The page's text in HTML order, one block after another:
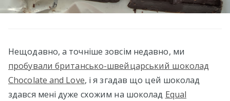
Нещодавно, а точніше зовсім недавно, ми
пробували британсько-швейцарський шоколад
Chocolate and Love, і я згадав що цей шоколад
здався мені дуже схожим на шоколад Equal